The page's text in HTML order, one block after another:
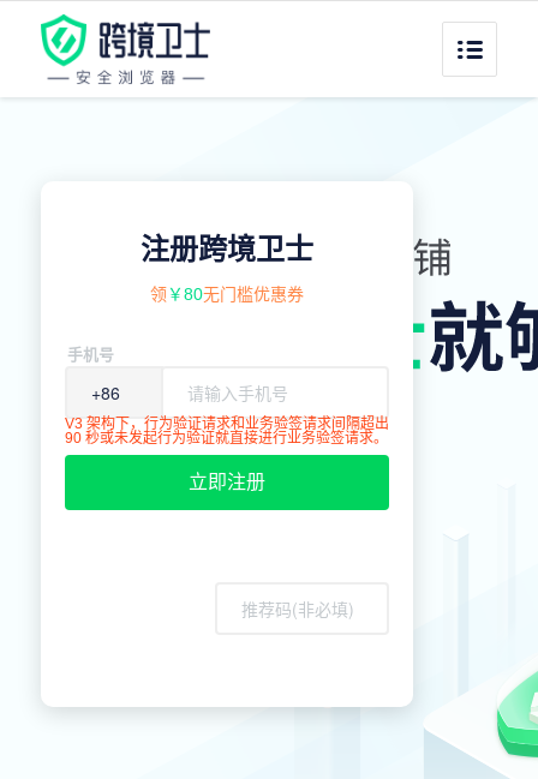
注册跨境卫士
领￥80无门槛优惠券
手机号
V3 架构下，行为验证请求和业务验签请求间隔超出
90 秒或未发起行为验证就直接进行业务验签请求。
立即注册